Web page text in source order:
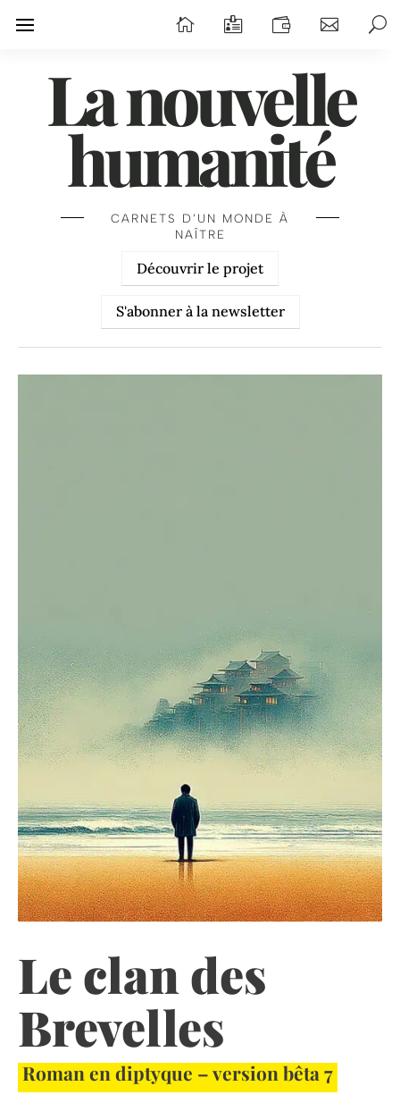
La nouvelle
humanité
CARNETS D’UN MONDE À
NAÎTRE
Découvrir le projet
S'abonner à la newsletter
Le clan des
Brevelles
Roman en diptyque – version bêta 7